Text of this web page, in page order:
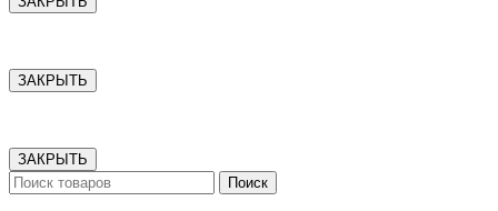
ЗАКРЫТЬ
ЗАКРЫТЬ
Поиск